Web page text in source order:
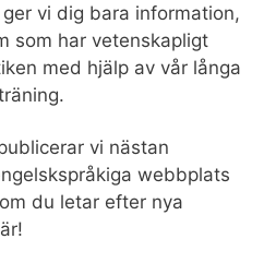
vi dig bara information,
som har vetenskapligt
med hjälp av vår långa
vi nästan
webbplats
du letar efter nya